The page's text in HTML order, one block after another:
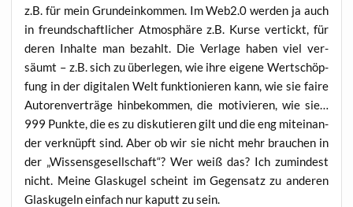
z.B. für mein Grund­ein­kom­men. Im Web2.0 wer­den ja auch
in freund­schaft­li­cher Atmo­sphä­re z.B. Kur­se ver­tickt, für
deren Inhal­te man bezahlt. Die Ver­la­ge haben viel ver­
säumt – z.B. sich zu über­le­gen, wie ihre eige­ne Wert­schöp­
fung in der digi­ta­len Welt funk­tio­nie­ren kann, wie sie fai­re
Autoren­ver­trä­ge hin­be­kom­men, die moti­vie­ren, wie sie…
999 Punk­te, die es zu dis­ku­tie­ren gilt und die eng mit­ein­an­
der ver­knüpft sind. Aber ob wir sie nicht mehr brau­chen in
der „Wis­sens­ge­sell­schaft“? Wer weiß das? Ich zumin­dest
nicht. Mei­ne Glas­ku­gel scheint im Gegen­satz zu ande­ren
Glas­ku­geln ein­fach nur kaputt zu sein.